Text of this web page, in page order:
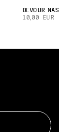
DEVOUR
10,00 EUR